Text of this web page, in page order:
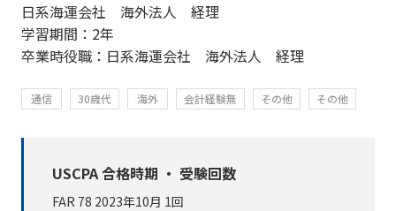
日系海運会社 海外法人 経理
学習期間：2年
卒業時役職：日系海運会社 海外法人 経理
通信 30歳代 海外 会計経験無 その他 その他
USCPA 合格時期 ・ 受験回数
FAR 78 2023年10月 1回